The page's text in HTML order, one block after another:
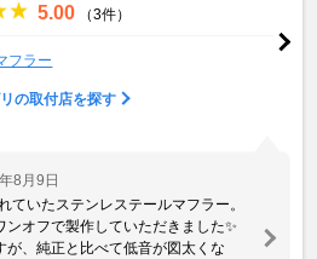
5.00 （3件）
フラー
の取付店を探す
8月9日
ていたステンレステールマフラー。
オフで製作していただきました✨
、純正と比べて低音が図太くな